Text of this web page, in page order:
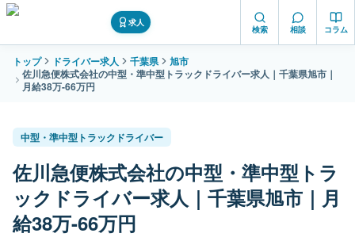
求人
検索 相談 コラム
トップ ドライバー求人 千葉県
旭市
佐川急便株式会社の中型・準中型トラックドライバー求人｜千葉県旭市｜
月給38万-66万円
中型・準中型トラックドライバー
佐川急便株式会社の中型・準中型トラ
ックドライバー求人｜千葉県旭市｜月
給38万-66万円